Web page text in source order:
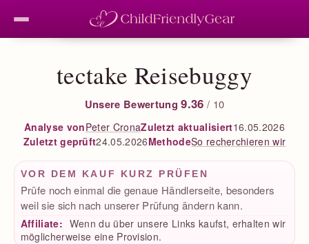
tectake Reisebuggy
Unsere Bewertung 9.36 / 10
Analyse vonPeter CronaZuletzt aktualisiert16.05.2026
Zuletzt geprüft24.05.2026MethodeSo recherchieren wir
VOR DEM KAUF KURZ PRÜFEN
Prüfe noch einmal die genaue Händlerseite, besonders
weil sie sich nach unserer Prüfung ändern kann.
Affiliate: Wenn du über unsere Links kaufst, erhalten wir
möglicherweise eine Provision.